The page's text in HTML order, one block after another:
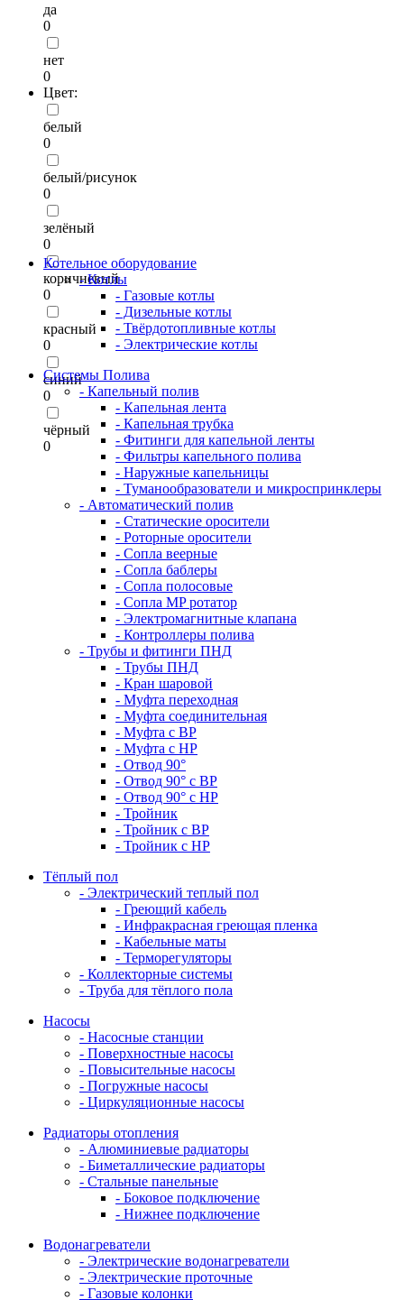
да
0
нет
0
Цвет:
белый
0
белый/рисунок
0
зелёный
0
коричневый
0
красный
0
синий
0
чёрный
0
Котельное оборудование
- Котлы
- Газовые котлы
- Дизельные котлы
- Твёрдотопливные котлы
- Электрические котлы
Системы Полива
- Капельный полив
- Капельная лента
- Капельная трубка
- Фитинги для капельной ленты
- Фильтры капельного полива
- Наружные капельницы
- Туманообразователи и микроспринклеры
- Автоматический полив
- Статические оросители
- Роторные оросители
- Сопла веерные
- Сопла баблеры
- Сопла полосовые
- Сопла MP ротатор
- Электромагнитные клапана
- Контроллеры полива
- Трубы и фитинги ПНД
- Трубы ПНД
- Кран шаровой
- Муфта переходная
- Муфта соединительная
- Муфта с ВР
- Муфта с НР
- Отвод 90°
- Отвод 90° с ВР
- Отвод 90° с НР
- Тройник
- Тройник с ВР
- Тройник с НР
Тёплый пол
- Электрический теплый пол
- Греющий кабель
- Инфракрасная греющая пленка
- Кабельные маты
- Терморегуляторы
- Коллекторные системы
- Труба для тёплого пола
Насосы
- Насосные станции
- Поверхностные насосы
- Повысительные насосы
- Погружные насосы
- Циркуляционные насосы
Радиаторы отопления
- Алюминиевые радиаторы
- Биметаллические радиаторы
- Стальные панельные
- Боковое подключение
- Нижнее подключение
Водонагреватели
- Электрические водонагреватели
- Электрические проточные
- Газовые колонки